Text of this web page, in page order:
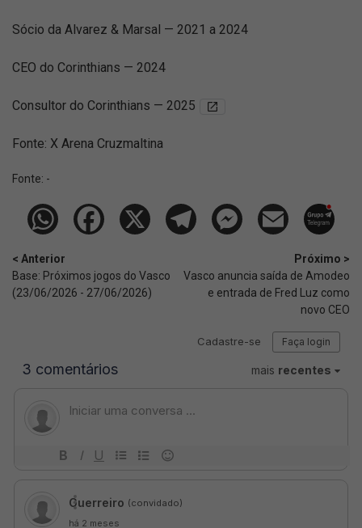
Sócio da Alvarez & Marsal — 2021 a 2024
CEO do Corinthians — 2024
Consultor do Corinthians — 2025
Fonte: X Arena Cruzmaltina
Fonte: -
< Anterior
Base: Próximos jogos do Vasco
(23/06/2026 - 27/06/2026)
Próximo >
Vasco anuncia saída de Amodeo
e entrada de Fred Luz como
novo CEO